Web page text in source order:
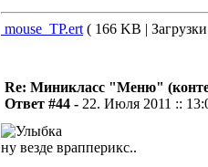
mouse_TP.ert ( 166 KB |
Re: Миникласс "Меню"
Ответ #44 - 22. Июля 2011 ::
ну везде врапперикс..